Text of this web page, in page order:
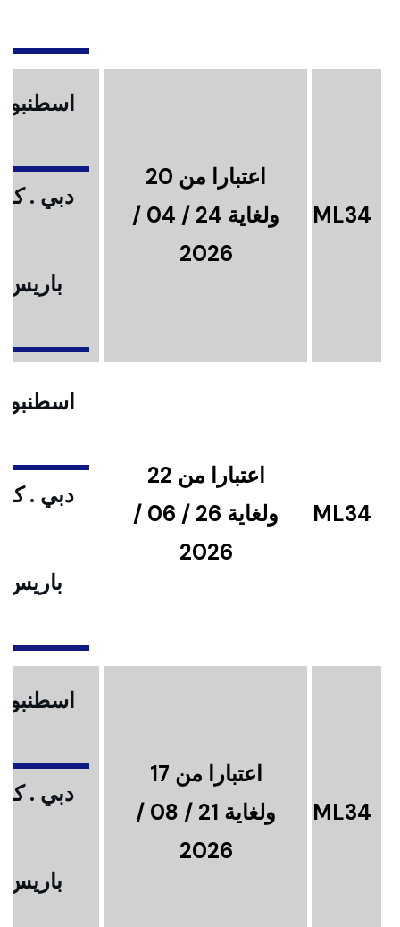
ML34
اعتبارا من 20
ولغاية 24 / 04 /
2026
دبي .
باريس
ML34
اعتبارا من 22
ولغاية 26 / 06 /
2026
دبي .
باريس
ML34
اعتبارا من 17
ولغاية 21 / 08 /
2026
دبي .
باريس